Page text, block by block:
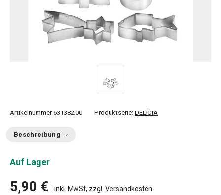
Artikelnummer 631382.00 Produktserie: DELÍCIA
Beschreibung
Auf Lager
5,90 € inkl. MwSt, zzgl. Versandkosten